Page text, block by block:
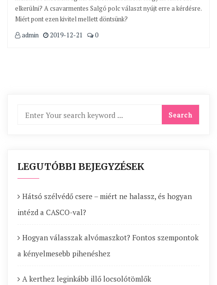
elkerülni? A csavarmentes Salgó polc választ nyújt erre a kérdésre.
Miért pont ezen kivitel mellett döntsünk?
admin
2019-12-21 0
LEGUTÓBBI BEJEGYZÉSEK
Hátsó szélvédő csere – miért ne halassz, és hogyan
intézd a CASCO-val?
Hogyan válasszak alvómaszkot? Fontos szempontok
a kényelmesebb pihenéshez
A kerthez leginkább illő locsolótömlők